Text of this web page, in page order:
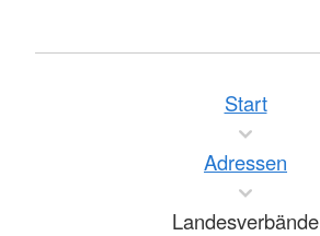
Start
Adressen
Landesverbände